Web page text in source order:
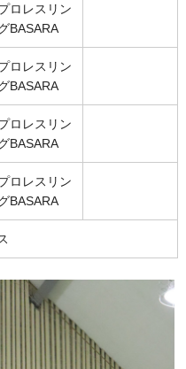
ロレスリン
BASARA
ロレスリン
BASARA
ロレスリン
BASARA
ロレスリン
BASARA